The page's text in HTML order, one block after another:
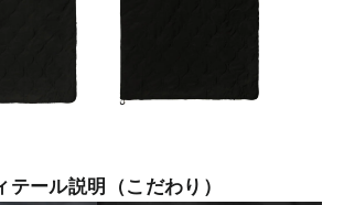
テール説明（こだわり）